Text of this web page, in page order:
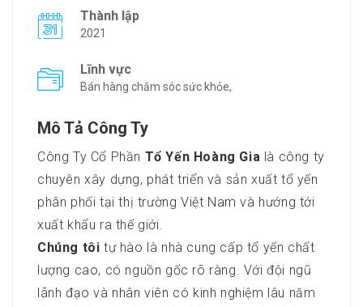
Thành lập
2021
Lĩnh vực
Bán hàng chăm sóc sức khỏe,
Mô Tả Công Ty
Công Ty Cổ Phần Tổ Yến Hoàng Gia là công ty
chuyên xây dựng, phát triển và sản xuất tổ yến
phân phối tại thị trường Việt Nam và hướng tới
xuất khẩu ra thế giới.
Chúng tôi tự hào là nhà cung cấp tổ yến chất
lượng cao, có nguồn gốc rõ ràng. Với đội ngũ
lãnh đạo và nhân viên có kinh nghiệm lâu năm